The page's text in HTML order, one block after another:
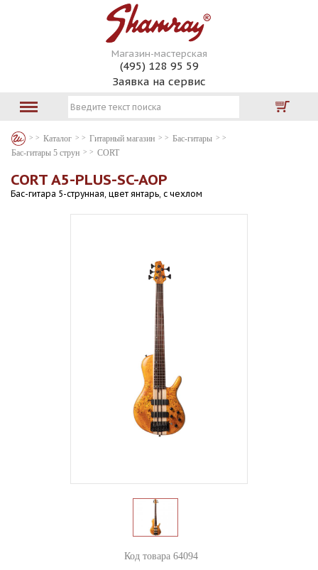
Магазин-мастерская
(495) 128 95 59
Заявка на сервис
Каталог Гитарный магазин
Бас-гитары
Бас-гитары 5 струн
CORT
CORT A5-PLUS-SC-AOP
Бас-гитара 5-струнная, цвет янтарь, с чехлом
Код товара 64094